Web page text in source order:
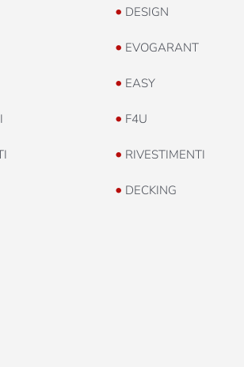
• DESIGN
• EVOGARANT
• EASY
• F4U
• RIVESTIMENTI
• DECKING